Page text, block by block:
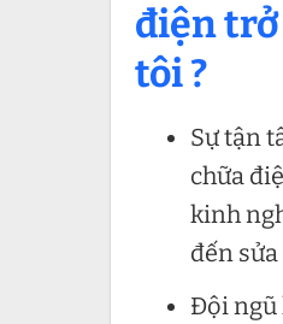
điện trở
tôi ?
Sự tận
chữa
kinh
đến
Đội ngũ